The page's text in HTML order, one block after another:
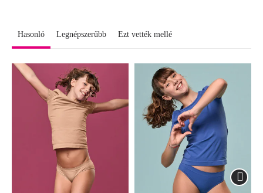
Hasonló Legnépszerűbb Ezt vették mellé